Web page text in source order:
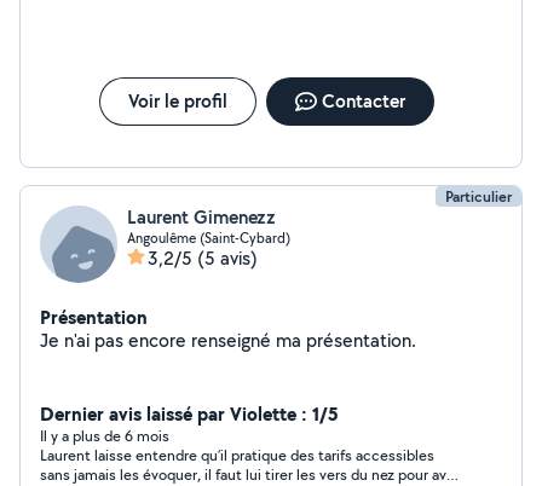
Voir le profil Contacter
Particulier
Laurent Gimenezz
Angoulême (Saint-Cybard)
3,2/5 (5 avis)
Présentation
Je n'ai pas encore renseigné ma présentation.
Dernier avis laissé par Violette : 1/5
Il y a plus de 6 mois
Laurent laisse entendre qu’il pratique des tarifs accessibles
sans jamais les évoquer, il faut lui tirer les vers du nez pour avoir